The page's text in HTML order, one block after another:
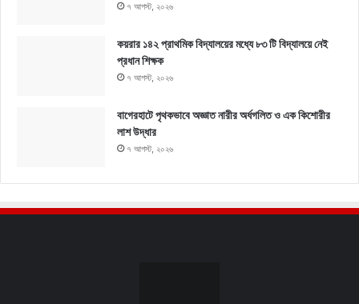
৭ আগস্ট, ২০২৬
কয়রার ১৪২ প্রাথমিক বিদ্যালয়ের মধ্যে ৮৩ টি বিদ্যালয়ে নেই
প্রধান শিক্ষক
৭ আগস্ট, ২০২৬
বাগেরহাটে পৃথকভাবে অজ্ঞাত নারীর অর্ধগলিত ও এক কিশোরীর
লাশ উদ্ধার
৭ আগস্ট, ২০২৬